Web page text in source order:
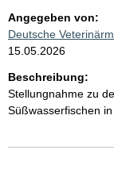
Angegeben von:
Deutsche
15.05.2026
Beschreibung:
Stellungnahme zu
Süßwasserfischen